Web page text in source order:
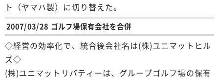
ト（ヤマハ製）に切り替えた。
2007/03/28 ゴルフ場保有会社を合併
◇経営の効率化で、統合後会社名は(株)ユニマットヒル
ズ◇
(株)ユニマットリバティーは、グループゴルフ場の保有